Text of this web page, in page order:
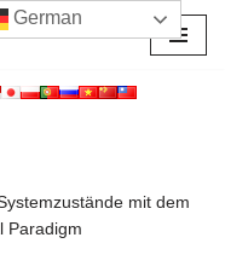
mit dem
Paradigm
German